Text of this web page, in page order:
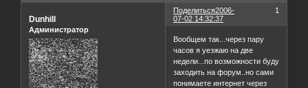
Поделиться 1
2006-
07-02 14:32:37
Dunhill
Администратор
Вообщем так...через пару
часов я уезжаю на две
недели...по возможности буду
заходить на форум..но сами
понимаете интернет через